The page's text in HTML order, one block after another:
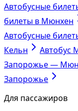
Автобусные
билеты в Мюнхен
Автобусные
Кельн
Автобус
Запорожье —
Запорожье
Для пассажиров